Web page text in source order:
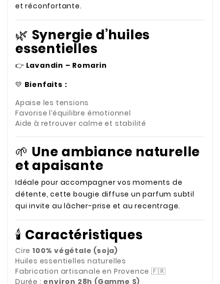
et réconfortante.
🌿 Synergie d’huiles
essentielles
👉 Lavandin – Romarin
💛 Bienfaits :
Apaise les tensions
Favorise l’équilibre émotionnel
Aide à retrouver calme et stabilité
🌱 Une ambiance naturelle
et apaisante
Idéale pour accompagner vos moments de
détente, cette bougie diffuse un parfum subtil
qui invite au lâcher-prise et au recentrage.
🕯️ Caractéristiques
Cire 100% végétale (soja)
Huiles essentielles naturelles
Fabrication artisanale en Provence 🇫🇷
Durée : environ 28h (Gamme S)